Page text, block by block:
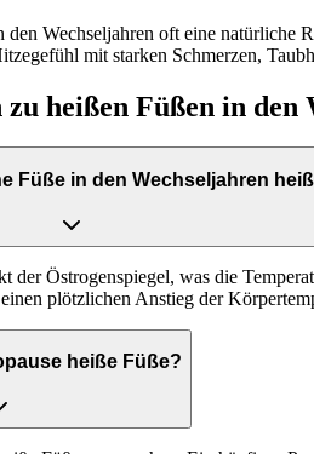
Wechseljahren oft eine natürliche
mit starken Schmerzen,
heißen Füßen in den
Füße in den Wechseljahren
der Östrogenspiegel, was die
plötzlichen Anstieg der
heiße Füße?